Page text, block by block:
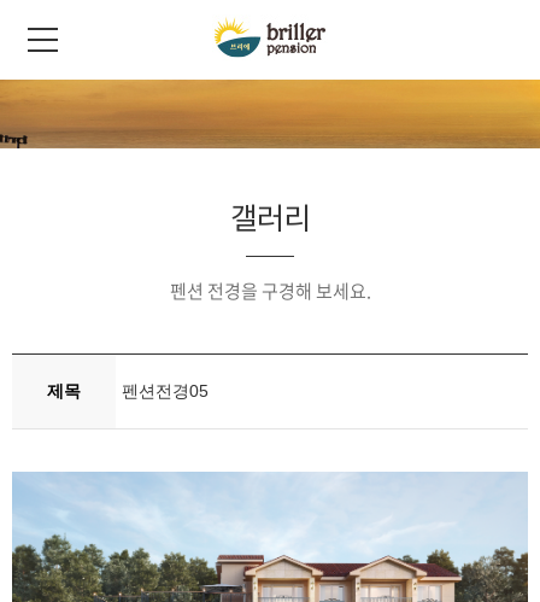
갤러리
펜션 전경을 구경해 보세요.
제목 펜션전경05